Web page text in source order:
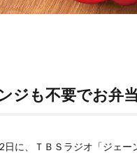
ジも不要でお弁
日に、ＴＢＳラジオ「ジェ